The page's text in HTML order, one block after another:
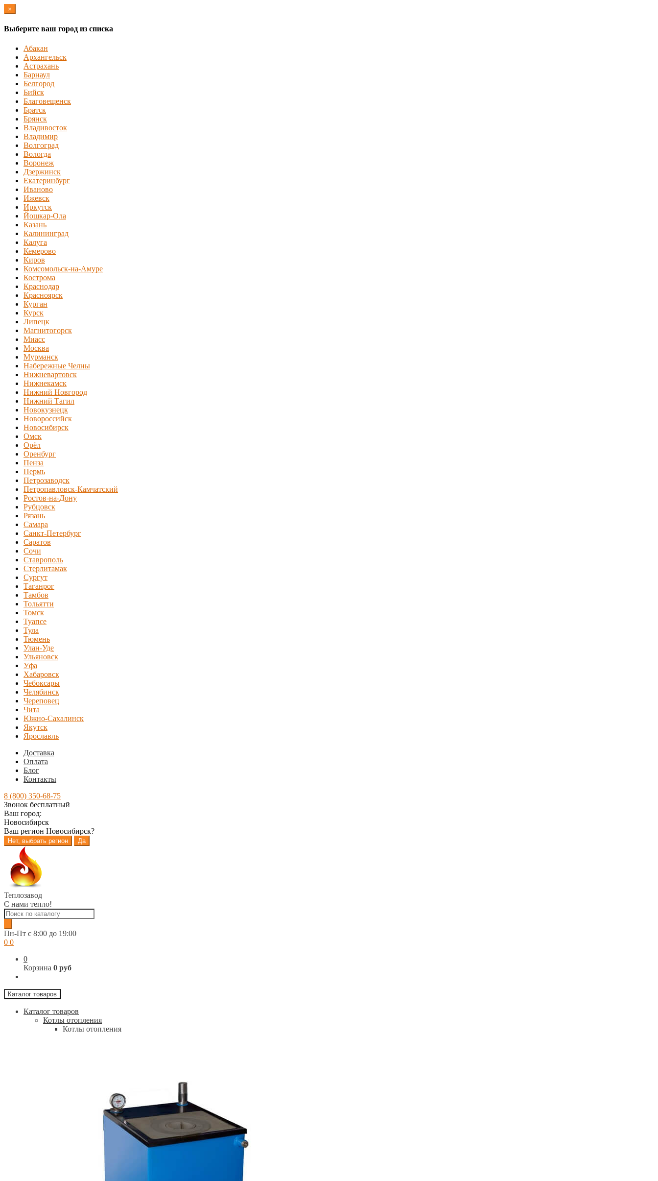
×
Выберите ваш город из списка
Абакан
Архангельск
Астрахань
Барнаул
Белгород
Бийск
Благовещенск
Братск
Брянск
Владивосток
Владимир
Волгоград
Вологда
Воронеж
Дзержинск
Екатеринбург
Иваново
Ижевск
Иркутск
Йошкар-Ола
Казань
Калининград
Калуга
Кемерово
Киров
Комсомольск-на-Амуре
Кострома
Краснодар
Красноярск
Курган
Курск
Липецк
Магнитогорск
Миасс
Москва
Мурманск
Набережные Челны
Нижневартовск
Нижнекамск
Нижний Новгород
Нижний Тагил
Новокузнецк
Новороссийск
Новосибирск
Омск
Орёл
Оренбург
Пенза
Пермь
Петрозаводск
Петропавловск-Камчатский
Ростов-на-Дону
Рубцовск
Рязань
Самара
Санкт-Петербург
Саратов
Сочи
Ставрополь
Стерлитамак
Сургут
Таганрог
Тамбов
Тольятти
Томск
Туапсе
Тула
Тюмень
Улан-Уде
Ульяновск
Уфа
Хабаровск
Чебоксары
Челябинск
Череповец
Чита
Южно-Сахалинск
Якутск
Ярославль
Доставка
Оплата
Блог
Контакты
8 (800) 350-68-75
Звонок бесплатный
Ваш город:
Новосибирск
Ваш регион Новосибирск?
Нет, выбрать регион Да
Перейти
навигации
Перейти
содержимому
Теплозавод
С нами тепло!
Поиск
товаров
Пн-Пт c 8:00 до 19:00
0 0
0
Корзина 0 руб
Каталог товаров
Каталог товаров
Котлы отопления
Котлы отопления